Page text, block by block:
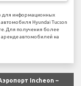
для информационных
Hyundai Tucson
Для получения более
автомобилей на
Incheon –